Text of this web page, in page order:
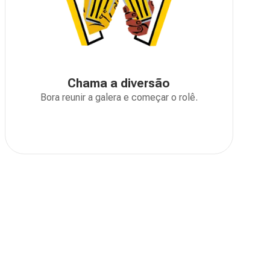
Chama a diversão
Bora reunir a galera e começar o rolê.